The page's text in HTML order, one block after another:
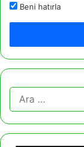
Beni hatırla